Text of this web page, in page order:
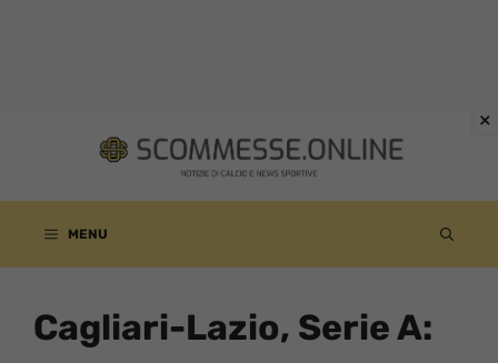
contenuto
MENU
Cagliari-Lazio, Serie A: